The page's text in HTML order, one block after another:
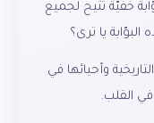
خفيّة تتيح لجميع
يا ترى؟
وأحيائها في
القلب.